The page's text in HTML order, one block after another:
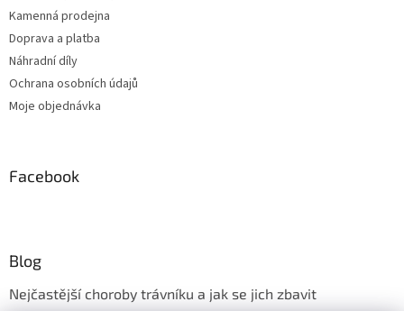
Kamenná prodejna
Doprava a platba
Náhradní díly
Ochrana osobních údajů
Moje objednávka
Facebook
Blog
Nejčastější choroby trávníku a jak se jich zbavit